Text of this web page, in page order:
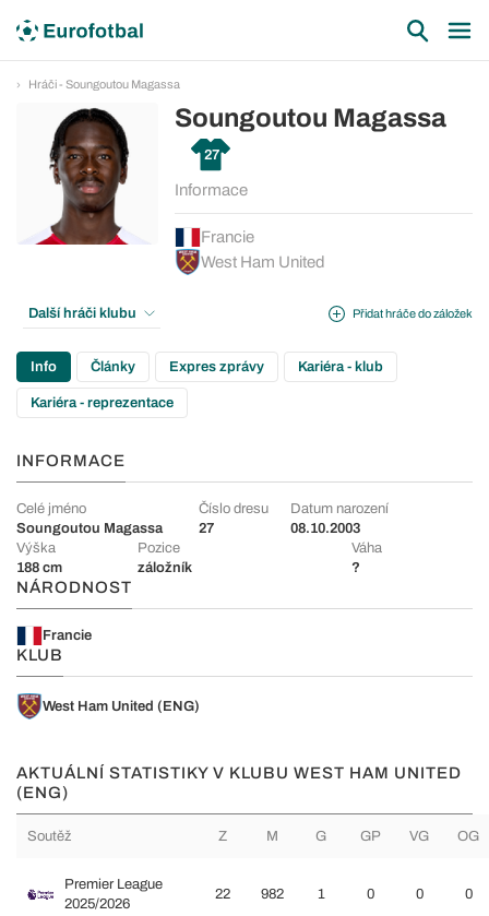
Hráči - Soungoutou Magassa
Soungoutou Magassa
27
Informace
Francie
West Ham United
Přidat hráče do záložek
Další hráči klubu
Info Články Expres zprávy Kariéra - klub
Kariéra - reprezentace
INFORMACE
Celé jméno
Soungoutou Magassa
Číslo dresu
27
Datum narození
08.10.2003
Výška
188 cm
Pozice
záložník
Váha
?
NÁRODNOST
Francie
KLUB
West Ham United (ENG)
AKTUÁLNÍ STATISTIKY V KLUBU WEST HAM UNITED
(ENG)
Soutěž Z M G GP VG OG
Premier League
2025/2026
22 982 1 0 0 0